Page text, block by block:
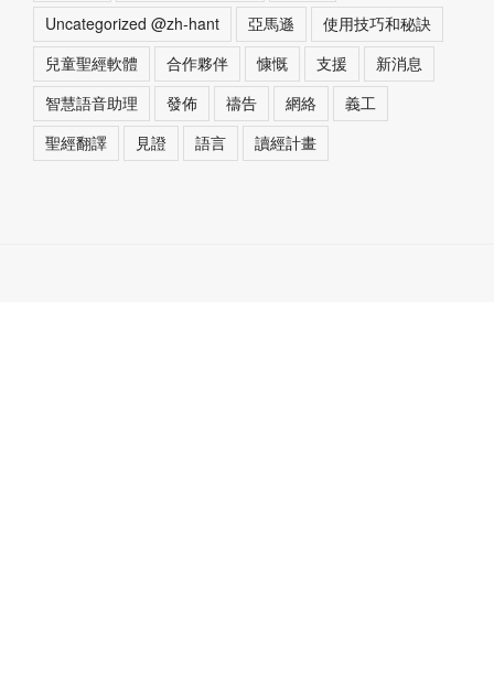
Uncategorized @zh-hant
亞馬遜
使用技巧和秘訣
兒童聖經軟體
合作夥伴 慷慨 支援
新消息
智慧語音助理
發佈 禱告 網絡
義工
聖經翻譯
見證 語言 讀經計畫